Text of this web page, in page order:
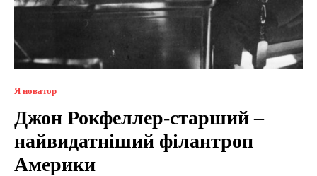
Я новатор
Джон Рокфеллер-старший –
найвидатніший філантроп
Америки